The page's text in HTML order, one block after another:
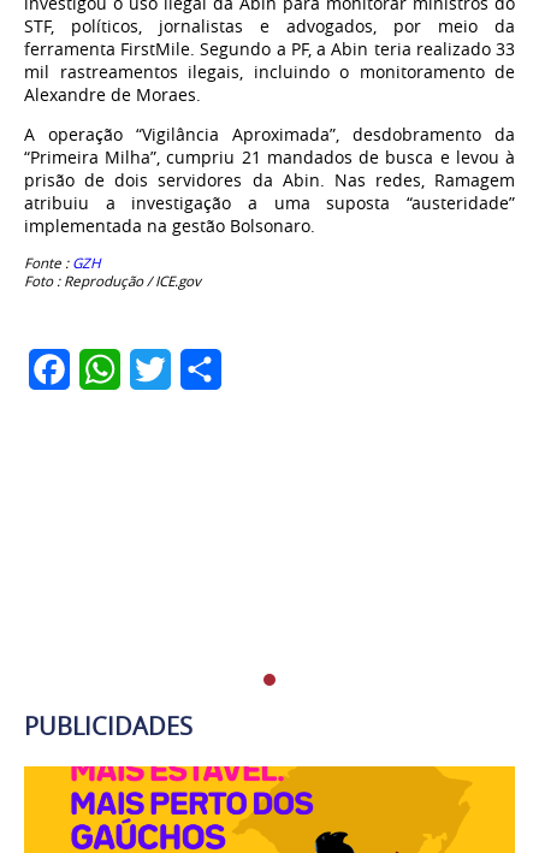
STF, políticos, jornalistas e advogados, por meio da
ferramenta FirstMile. Segundo a PF, a Abin teria realizado 33
mil rastreamentos ilegais, incluindo o monitoramento de
Alexandre de Moraes.
A operação “Vigilância Aproximada”, desdobramento da
“Primeira Milha”, cumpriu 21 mandados de busca e levou à
prisão de dois servidores da Abin. Nas redes, Ramagem
atribuiu a investigação a uma suposta “austeridade”
implementada na gestão Bolsonaro.
Fonte : GZH
Foto : Reprodução / ICE.gov
FacebookWhatsApp
Twitter
PUBLICIDADES